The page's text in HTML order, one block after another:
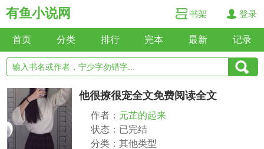
有鱼小说网 书架 登录
首页 分类 排行 完本 最新 记录
他很撩很宠全文免费阅读全文
作者： 元芷的起来
状态：已完结
分类：其他类型